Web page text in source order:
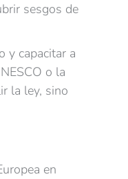
sesgos de
y capacitar a
o la
la ley, sino
en